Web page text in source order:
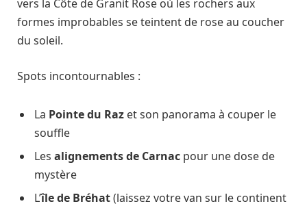
vers la Côte de Granit Rose où les rochers aux
formes improbables se teintent de rose au coucher
du soleil.
Spots incontournables :
La Pointe du Raz et son panorama à couper le
souffle
Les alignements de Carnac pour une dose de
mystère
L’île de Bréhat(laissez votre van sur le continent